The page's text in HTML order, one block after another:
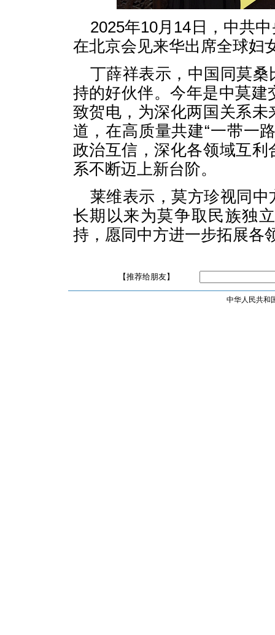
2025年10月14日，中共
在北京会见来华出席全球妇
丁薛祥表示，中国同莫
持的好伙伴。今年是中莫
致贺电，为深化两国关系
道，在高质量共建“一带一
政治互信，深化各领域互
系不断迈上新台阶。
莱维表示，莫方珍视同
长期以来为莫争取民族独
持，愿同中方进一步拓展各
【推荐给朋友】
中华人民共和